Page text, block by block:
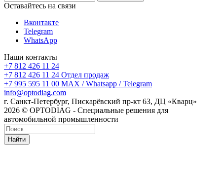
Оставайтесь на связи
Вконтакте
Telegram
WhatsApp
Наши контакты
+7 812 426 11 24
+7 812 426 11 24 Отдел продаж
+7 995 595 11 00 MAX / Whatsapp / Telegram
info@optodiag.com
г. Санкт-Петербург, Пискарёвский пр-кт 63, ДЦ «Кварц»
2026 © OPTODIAG - Специальные решения для
автомобильной промышленности
Найти